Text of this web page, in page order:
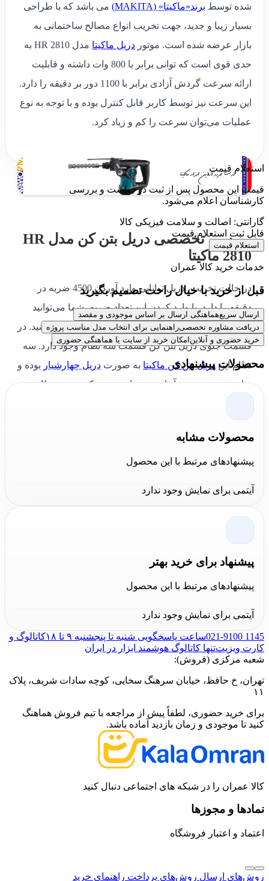
شده توسط برند«ماکیتا» (MAKITA)
می باشد که با طراحی
بسیار زیبا و جدید، جهت تخریب انواع مصالح ساختمانی به
بازار عرضه شده است. موتور دریل ماکیتا
مدل HR 2810 به‌
حدی قوی است که توانی برابر با 800 وات داشته و قابلیت
ارائه سرعت گردش آزادی برابر با 1100 دور بر دقیقه را دارد.
این سرعت نیز توسط کاربر قابل کنترل بوده و با توجه به نوع
عملیات می‌توان سرعت را کم و زیاد کرد.
بررسی تخصصی دریل بتن کن مدل HR
2810 ماکیتا
در حالت تخریب، دریل توانایی وارد آوردن 4500 ضربه در
دقیقه را دارد. با وارد کردن این تعداد ضربه، شما می‌توانید
انواع مصالح ساختمانی را با HR2810 به‌راحتی تخریب کنید. در
قسمت جلوی دریل بتن کن قسمت سه‌ نظام وجود دارد. سه‌
نظام این دریل بتن کن ماکیتا به‌ صورت دریل چهارشیار بوده و
برای تعویض مته به آچار جهت باز و بسته کردن سه‌ نظام
کمک می‌کند تا دریل را در زاویه دلخواه تنظیم کنید.
ضمانت ارائه می دهد. علاوه بر موارد فوق، کلیه ابزارآلات
ماکیتا حداقل یک سال گارانتی دارند. محصولات آن با باتری
آلات ماکیتا در فروشگاهکالا عمران
استعلام قیمت
قیمت این محصول پس از ثبت درخواست و بررسی
کارشناسان اعلام می‌شود.
گارانتی: اصالت و سلامت فیزیکی کالا
قابل ثبت استعلام قیمت
استعلام قیمت
خدمات خرید کالا عمران
قبل از خرید با خیال راحت تصمیم بگیرید
ارسال سریعهماهنگی ارسال بر اساس موجودی و مقصد
دریافت مشاوره تخصصیراهنمایی برای انتخاب مدل مناسب پروژه
خرید حضوری و آنلاین امکان خرید از سایت یا هماهنگی حضوری
محصولات پیشنهادی
محصولات مشابه
پیشنهادهای مرتبط با این محصول
آیتمی برای نمایش وجود ندارد
پیشنهاد برای خرید بهتر
پیشنهادهای مرتبط با این محصول
آیتمی برای نمایش وجود ندارد
021-9100 1145ساعت پاسخگویی شنبه تا پنجشنبه ۹ تا ۱۸
کاتالوگ و
کارت ویزیتتنها کاتالوگ هوشمند ابزار در ایران
شعبه مرکزی (فروش):
تهران، خ حافظ، خیابان سرهنگ سخایی، کوچه سادات شریف، پلاک
۱۱
برای خرید حضوری، لطفاً پیش از مراجعه با تیم فروش هماهنگ
کنید تا موجودی و زمان بازدید آماده باشد.
کالا عمران را در شبکه های اجتماعی دنبال کنید
نمادها و مجوزها
اعتماد و اعتبار فروشگاه
روش‌های ارسال روش‌های پرداخت راهنمای خرید